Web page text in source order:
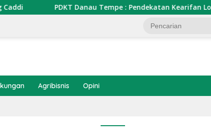
Danau Tempe : Pendekatan Kearifan Lokal untuk
Agribisnis Opini